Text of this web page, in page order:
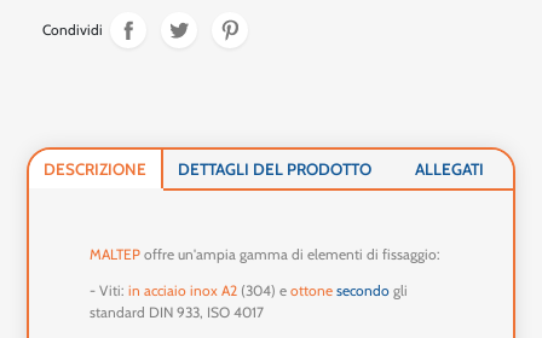
Condividi
DESCRIZIONE DETTAGLI DEL PRODOTTO ALLEGATI
MALTEPoffre un'ampia gamma di elementi di fissaggio:
- Viti:in acciaio inox A2 (304) eottone secondogli
standard DIN 933, ISO 4017